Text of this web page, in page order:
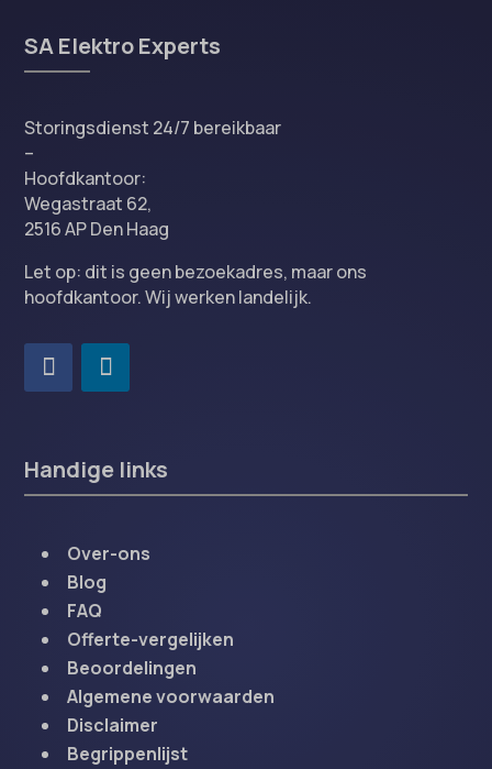
SA Elektro Experts
Storingsdienst 24/7 bereikbaar
–
Hoofdkantoor:
Wegastraat 62,
2516 AP Den Haag
Let op: dit is geen bezoekadres, maar ons
hoofdkantoor. Wij werken landelijk.
Handige links
Over-ons
Blog
FAQ
Offerte-vergelijken
Beoordelingen
Algemene voorwaarden
Disclaimer
Begrippenlijst